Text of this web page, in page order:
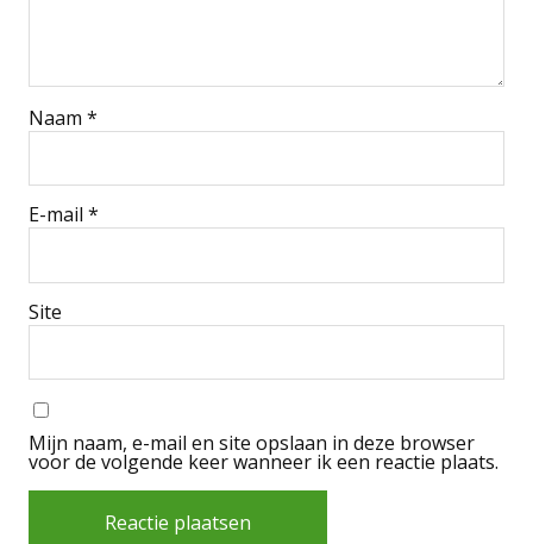
Naam *
E-mail *
Site
Mijn naam, e-mail en site opslaan in deze browser
voor de volgende keer wanneer ik een reactie plaats.